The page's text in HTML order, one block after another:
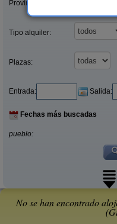
Provincias/Islas:
Tipo alquiler:
Plazas:
Entrada: Salida:
Fechas más buscadas
pueblo:
No se han encontrado